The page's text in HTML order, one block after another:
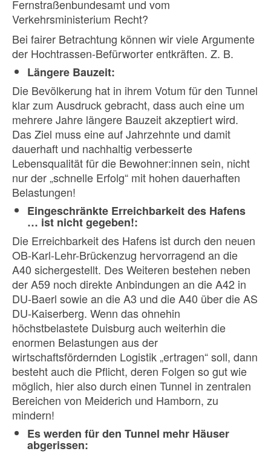
Fernstraßenbundesamt und vom
Verkehrsministerium Recht?
Bei fairer Betrachtung können wir viele Argumente
der Hochtrassen-Befürworter entkräften. Z. B.
Längere Bauzeit:
Die Bevölkerung hat in ihrem Votum für den Tunnel
klar zum Ausdruck gebracht, dass auch eine um
mehrere Jahre längere Bauzeit akzeptiert wird.
Das Ziel muss eine auf Jahrzehnte und damit
dauerhaft und nachhaltig verbesserte
Lebensqualität für die Bewohner:innen sein, nicht
nur der „schnelle Erfolg“ mit hohen dauerhaften
Belastungen!
Eingeschränkte Erreichbarkeit des Hafens
… ist nicht gegeben!:
Die Erreichbarkeit des Hafens ist durch den neuen
OB-Karl-Lehr-Brückenzug hervorragend an die
A40 sichergestellt. Des Weiteren bestehen neben
der A59 noch direkte Anbindungen an die A42 in
DU-Baerl sowie an die A3 und die A40 über die AS
DU-Kaiserberg. Wenn das ohnehin
höchstbelastete Duisburg auch weiterhin die
enormen Belastungen aus der
wirtschaftsfördernden Logistik „ertragen“ soll, dann
besteht auch die Pflicht, deren Folgen so gut wie
möglich, hier also durch einen Tunnel in zentralen
Bereichen von Meiderich und Hamborn, zu
mindern!
Es werden für den Tunnel mehr Häuser
abgerissen: